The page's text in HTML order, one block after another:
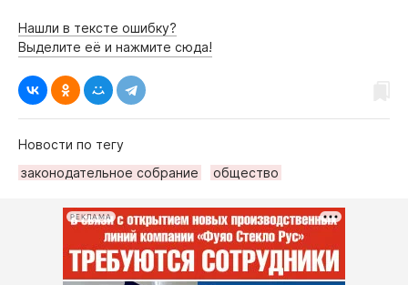
Нашли в тексте ошибку?
Выделите её и нажмите сюда!
Новости по тегу
законодательное собрание
общество
РЕКЛАМА